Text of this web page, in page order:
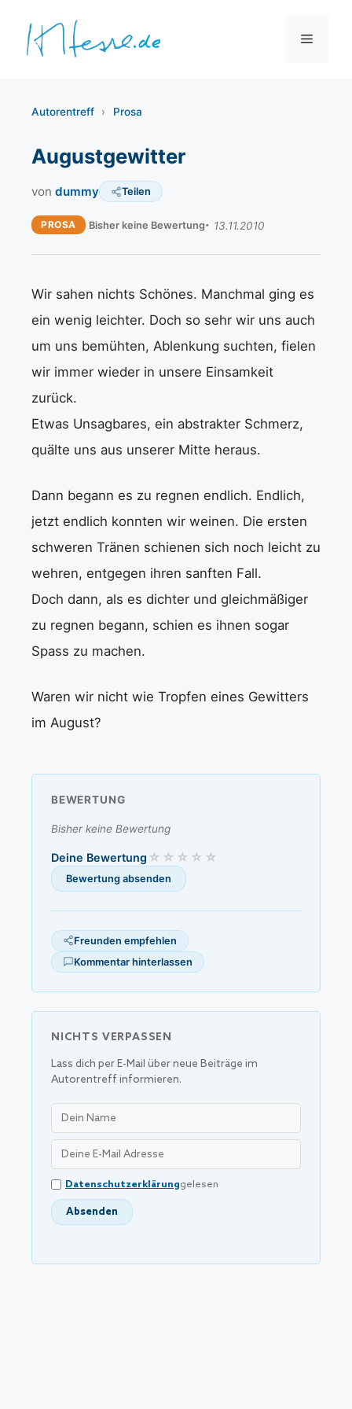
Inhalt
springen
Menü
Autorentreff › Prosa
Augustgewitter
von dummy Teilen
PROSA Bisher keine Bewertung 13.11.2010
Wir sahen nichts Schönes. Manchmal ging es
ein wenig leichter. Doch so sehr wir uns auch
um uns bemühten, Ablenkung suchten, fielen
wir immer wieder in unsere Einsamkeit
zurück.
Etwas Unsagbares, ein abstrakter Schmerz,
quälte uns aus unserer Mitte heraus.
Dann begann es zu regnen endlich. Endlich,
jetzt endlich konnten wir weinen. Die ersten
schweren Tränen schienen sich noch leicht zu
wehren, entgegen ihren sanften Fall.
Doch dann, als es dichter und gleichmäßiger
zu regnen begann, schien es ihnen sogar
Spass zu machen.
Waren wir nicht wie Tropfen eines Gewitters
im August?
BEWERTUNG
Bisher keine Bewertung
Deine Bewertung
Freunden empfehlen
Kommentar hinterlassen
NICHTS VERPASSEN
Lass dich per E-Mail über neue Beiträge im
Autorentreff informieren.
Datenschutzerklärunggelesen